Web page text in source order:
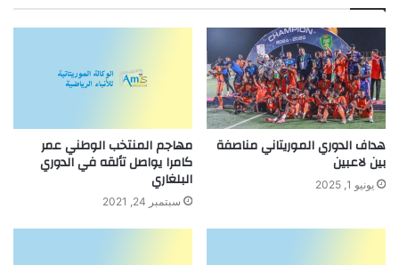
هداف الدوري الموريتاني مناصفة
بين لاعبين
يونيو 1, 2025
مهاجم المنتخب الوطني عمر
كامرا يواصل تألقه في الدوري
البلغاري
سبتمبر 24, 2021